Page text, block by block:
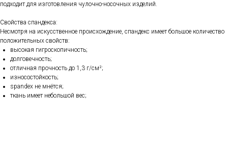
подходит для изготовления чулочно-носочных изделий.
Свойства спандекса:
Несмотря на искусственное происхождение, спандекс имеет большое количество
положительных свойств:
высокая гигроскопичность;
долговечность;
отличная прочность до 1,3 г/см²;
износостойкость;
spandex не мнётся;
ткань имеет небольшой вес;